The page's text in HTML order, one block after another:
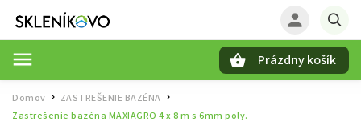
Prázdny košík
Domov ZASTREŠENIE BAZÉNA
Zastrešenie bazéna MAXIAGRO 4 x 8 m s 6mm poly.